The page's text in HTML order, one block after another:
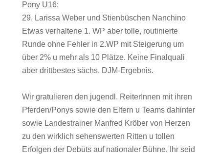
Pony U16:
29. Larissa Weber und Stienbüschen Nanchino
Etwas verhaltene 1. WP aber tolle, routinierte
Runde ohne Fehler in 2.WP mit Steigerung um
über 2% u mehr als 10 Plätze. Keine Finalquali
aber drittbestes sächs. DJM-Ergebnis.
Wir gratulieren den jugendl. ReiterInnen mit ihren
Pferden/Ponys sowie den Eltern u Teams dahinter
sowie Landestrainer Manfred Kröber von Herzen
zu den wirklich sehenswerten Ritten u tollen
Erfolgen der Debüts auf nationaler Bühne. Ihr seid